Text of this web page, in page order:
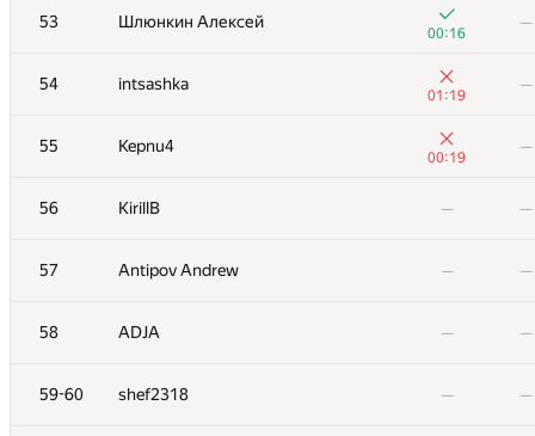
53 Шлюнкин Алексей
00:16
—
54 intsashka
01:19
—
55 Kepnu4
00:19
—
56 KirillB — —
57 Antipov Andrew — —
58 ADJA — —
59-60 shef2318 — —